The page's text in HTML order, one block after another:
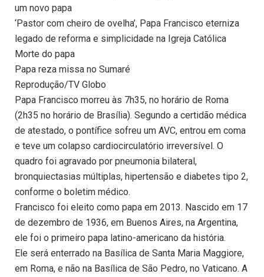
um novo papa
‘Pastor com cheiro de ovelha’, Papa Francisco eterniza
legado de reforma e simplicidade na Igreja Católica
Morte do papa
Papa reza missa no Sumaré
Reprodução/TV Globo
Papa Francisco morreu às 7h35, no horário de Roma
(2h35 no horário de Brasília). Segundo a certidão médica
de atestado, o pontífice sofreu um AVC, entrou em coma
e teve um colapso cardiocirculatório irreversível. O
quadro foi agravado por pneumonia bilateral,
bronquiectasias múltiplas, hipertensão e diabetes tipo 2,
conforme o boletim médico.
Francisco foi eleito como papa em 2013. Nascido em 17
de dezembro de 1936, em Buenos Aires, na Argentina,
ele foi o primeiro papa latino-americano da história.
Ele será enterrado na Basílica de Santa Maria Maggiore,
em Roma, e não na Basílica de São Pedro, no Vaticano. A